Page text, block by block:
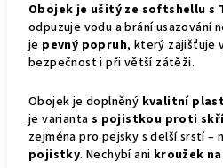
Obojek je ušitý ze softshellu s
odpuzuje vodu a brání usazování
je pevný popruh, který zajišťuje
bezpečnost i při větší zátěži.
Obojek je doplněný kvalitní
je varianta s pojistkou proti
zejména pro pejsky s delší srstí –
pojistky. Nechybí ani kroužek